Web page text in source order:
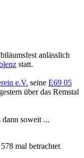
anlässlich
statt.
e.V. seine E69 05
über das Remstal
soweit ...
mal betrachtet